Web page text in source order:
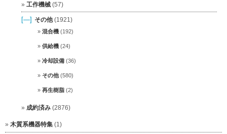
工作機械 (57)
[—] その他(1921)
混合機 (192)
供給機 (24)
冷却設備 (36)
その他(580)
再生樹脂 (2)
成約済み (2876)
木質系機器特集 (1)